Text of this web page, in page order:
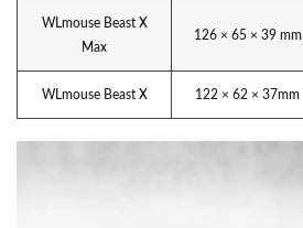
WLmouse Beast X
Max
126 × 65 × 39 mm
WLmouse Beast X 122 × 62 × 37mm